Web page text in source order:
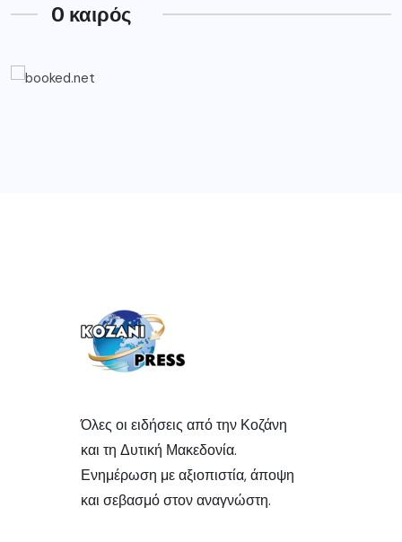
O καιρός
Όλες οι ειδήσεις από την Κοζάνη
και τη Δυτική Μακεδονία.
Ενημέρωση με αξιοπιστία, άποψη
και σεβασμό στον αναγνώστη.